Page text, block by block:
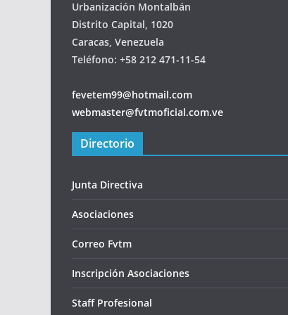
Urbanización Montalbán
Distrito Capital, 1020
Caracas, Venezuela
Teléfono: +58 212 471-11-54
fevetem99@hotmail.com
webmaster@fvtmoficial.com.ve
Directorio
Junta Directiva
Asociaciones
Correo Fvtm
Inscripción Asociaciones
Staff Profesional